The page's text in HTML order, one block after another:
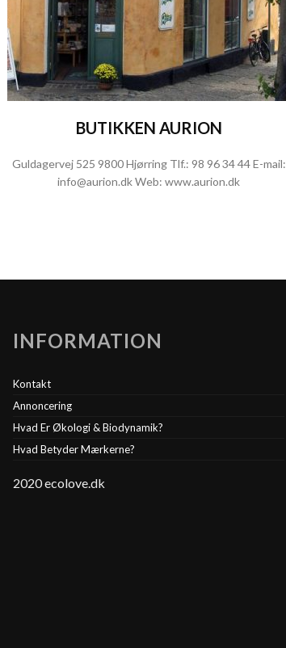
BUTIKKEN AURION
Guldagervej 525 9800 Hjørring Tlf.: 98 96 34 44E-mail:
info@aurion.dkWeb: www.aurion.dk
INFORMATION
Kontakt
Annoncering
Hvad Er Økologi & Biodynamik?
Hvad Betyder Mærkerne?
2020 ecolove.dk